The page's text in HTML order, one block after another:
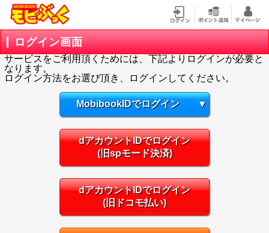
ログイン画面
サービスをご利用頂くためには、下記よりログインが必要と
なります。
ログイン方法をお選び頂き、ログインしてください。
MobibookIDでログイン ▼
dアカウントIDでログイン
(旧spモード決済)
dアカウントIDでログイン
(旧ドコモ払い)